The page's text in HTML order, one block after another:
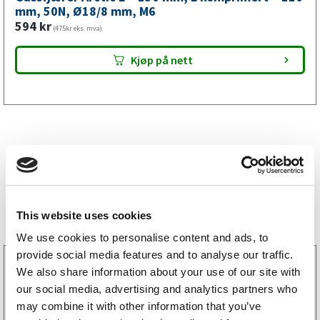
This website uses cookies
We use cookies to personalise content and ads, to
provide social media features and to analyse our traffic.
We also share information about your use of our site with
our social media, advertising and analytics partners who
may combine it with other information that you’ve
mm,
M6
antall
mm, 50N, Ø18/8 mm, M6
594 kr (475kr eks. mva)
Kjøp på nett
Bestselgere
3160052
LGF skilt Selvklebende
256kr (205kr eks. mva)